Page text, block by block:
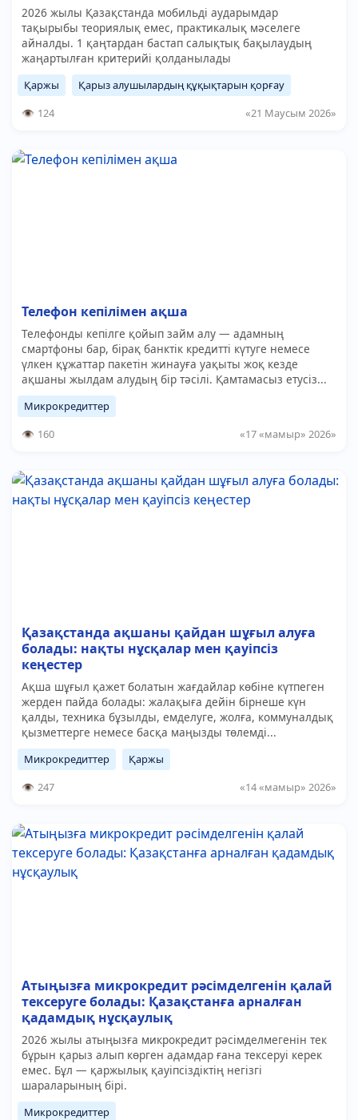
2026 жылы Қазақстанда мобильді аударымдар
тақырыбы теориялық емес, практикалық мәселеге
айналды. 1 қаңтардан бастап салықтық бақылаудың
жаңартылған критерийі қолданылады
Қаржы
Қарыз алушылардың құқықтарын қорғау
124
«21 Маусым 2026»
Телефон кепілімен ақша
Телефонды кепілге қойып займ алу — адамның
смартфоны бар, бірақ банктік кредитті күтуге немесе
үлкен құжаттар пакетін жинауға уақыты жоқ кезде
ақшаны жылдам алудың бір тәсілі. Қамтамасыз етусіз...
Микрокредиттер
160
«17 «мамыр» 2026»
Қазақстанда ақшаны қайдан шұғыл алуға
болады: нақты нұсқалар мен қауіпсіз
кеңестер
Ақша шұғыл қажет болатын жағдайлар көбіне күтпеген
жерден пайда болады: жалақыға дейін бірнеше күн
қалды, техника бұзылды, емделуге, жолға, коммуналдық
қызметтерге немесе басқа маңызды төлемді...
Микрокредиттер
Қаржы
247
«14 «мамыр» 2026»
Атыңызға микрокредит рәсімделгенін қалай
тексеруге болады: Қазақстанға арналған
қадамдық нұсқаулық
2026 жылы атыңызға микрокредит рәсімделмегенін тек
бұрын қарыз алып көрген адамдар ғана тексеруі керек
емес. Бұл — қаржылық қауіпсіздіктің негізгі
шараларының бірі.
Микрокредиттер